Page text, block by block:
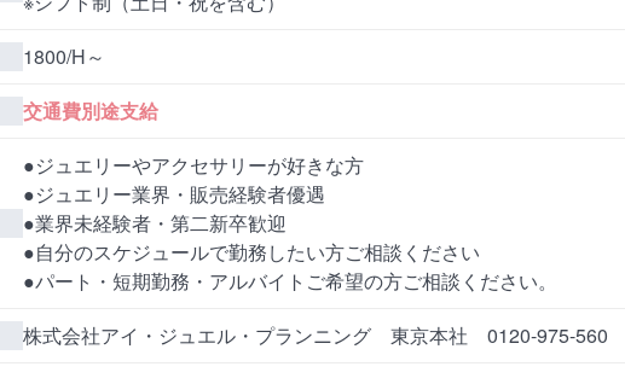
1800/H～
交通費別途支給
●ジュエリーやアクセサリーが好きな方
●ジュエリー業界・販売経験者優遇
●業界未経験者・第二新卒歓迎
●自分のスケジュールで勤務したい方ご相談ください
●パート・短期勤務・アルバイトご希望の方ご相談ください。
株式会社アイ・ジュエル・プランニング 東京本社 0120-975-560